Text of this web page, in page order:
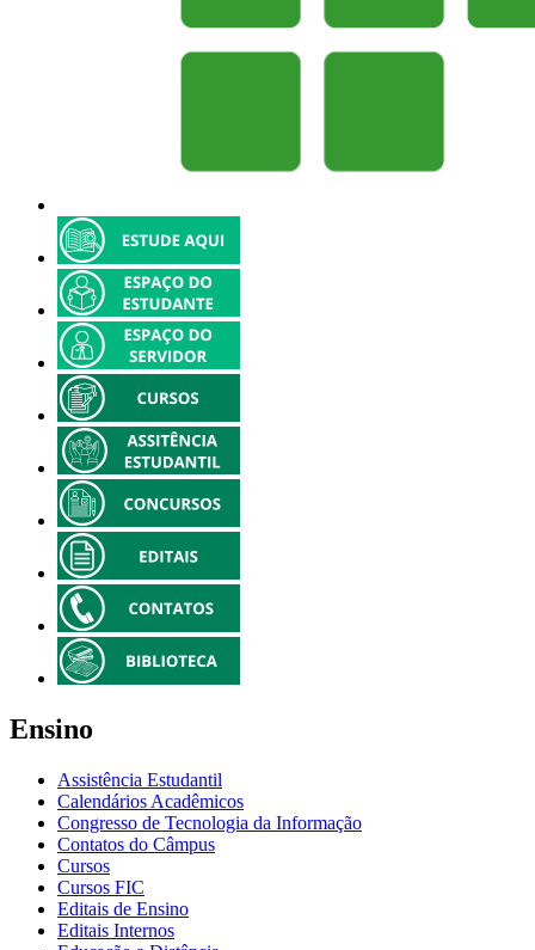
Ensino
Assistência Estudantil
Calendários Acadêmicos
Congresso de Tecnologia da Informação
Contatos do Câmpus
Cursos
Cursos FIC
Editais de Ensino
Editais Internos